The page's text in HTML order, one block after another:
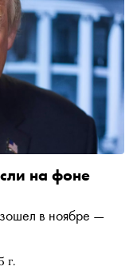
г.
на фоне
в ноябре —